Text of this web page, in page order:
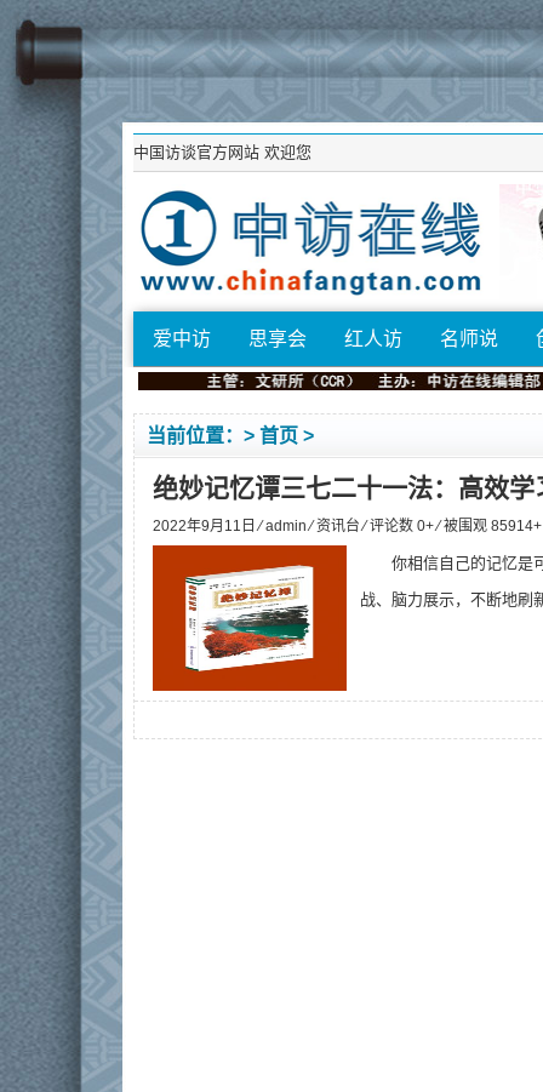
中国访谈官方网站 欢迎您
爱中访 思享会 红人访 名师说
当前位置：> 首页 >
绝妙记忆谭三七二十一法：高效
2022年9月11日 ⁄admin⁄资讯台⁄ 评论数 0+ ⁄ 被围观 85914+
你相信自己的记忆是
战、脑力展示，不断地刷